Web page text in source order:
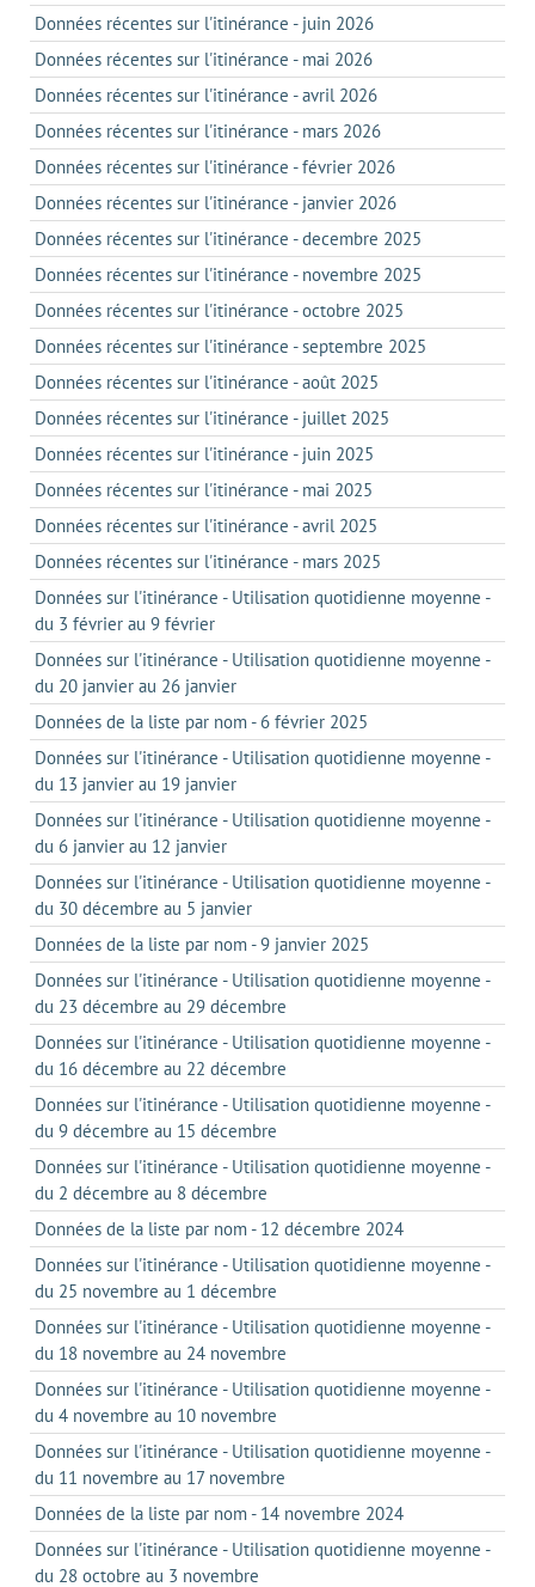
Données récentes sur l'itinérance - juin 2026
Données récentes sur l'itinérance - mai 2026
Données récentes sur l'itinérance - avril 2026
Données récentes sur l'itinérance - mars 2026
Données récentes sur l'itinérance - février 2026
Données récentes sur l'itinérance - janvier 2026
Données récentes sur l'itinérance - decembre 2025
Données récentes sur l'itinérance - novembre 2025
Données récentes sur l'itinérance - octobre 2025
Données récentes sur l'itinérance - septembre 2025
Données récentes sur l'itinérance - août 2025
Données récentes sur l'itinérance - juillet 2025
Données récentes sur l'itinérance - juin 2025
Données récentes sur l'itinérance - mai 2025
Données récentes sur l'itinérance - avril 2025
Données récentes sur l'itinérance - mars 2025
Données sur l'itinérance - Utilisation quotidienne moyenne -
du 3 février au 9 février
Données sur l'itinérance - Utilisation quotidienne moyenne -
du 20 janvier au 26 janvier
Données de la liste par nom - 6 février 2025
Données sur l'itinérance - Utilisation quotidienne moyenne -
du 13 janvier au 19 janvier
Données sur l'itinérance - Utilisation quotidienne moyenne -
du 6 janvier au 12 janvier
Données sur l'itinérance - Utilisation quotidienne moyenne -
du 30 décembre au 5 janvier
Données de la liste par nom - 9 janvier 2025
Données sur l'itinérance - Utilisation quotidienne moyenne -
du 23 décembre au 29 décembre
Données sur l'itinérance - Utilisation quotidienne moyenne -
du 16 décembre au 22 décembre
Données sur l'itinérance - Utilisation quotidienne moyenne -
du 9 décembre au 15 décembre
Données sur l'itinérance - Utilisation quotidienne moyenne -
du 2 décembre au 8 décembre
Données de la liste par nom - 12 décembre 2024
Données sur l'itinérance - Utilisation quotidienne moyenne -
du 25 novembre au 1 décembre
Données sur l'itinérance - Utilisation quotidienne moyenne -
du 18 novembre au 24 novembre
Données sur l'itinérance - Utilisation quotidienne moyenne -
du 4 novembre au 10 novembre
Données sur l'itinérance - Utilisation quotidienne moyenne -
du 11 novembre au 17 novembre
Données de la liste par nom - 14 novembre 2024
Données sur l'itinérance - Utilisation quotidienne moyenne -
du 28 octobre au 3 novembre